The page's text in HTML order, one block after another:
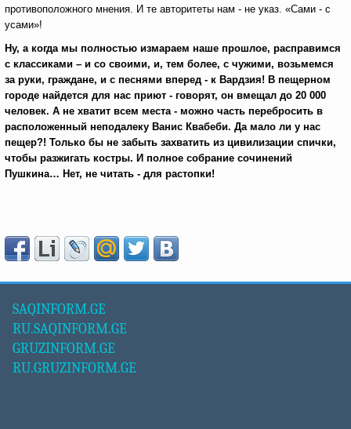
противоположного мнения. И те авторитеты нам - не указ. «Сами - с
усами»!
Ну, а когда мы полностью измараем наше прошлое, расправимся
с классиками – и со своими, и, тем более, с чужими, возьмемся
за руки, граждане, и с песнями вперед - к Вардзия! В пещерном
городе найдется для нас приют - говорят, он вмещал до 20 000
человек. А не хватит всем места - можно часть перебросить в
расположенный неподалеку Ванис Квабеби. Да мало ли у нас
пещер?! Только бы не забыть захватить из цивилизации спички,
чтобы разжигать костры. И полное собрание сочинений
Пушкина… Нет, не читать - для растопки!
SAQINFORM.GE
RU.SAQINFORM.GE
GRUZINFORM.GE
RU.GRUZINFORM.GE